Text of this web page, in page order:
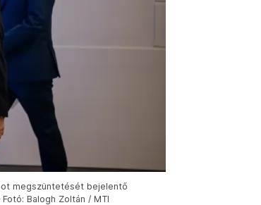
megszüntetését bejelentő
Balogh Zoltán / MTI